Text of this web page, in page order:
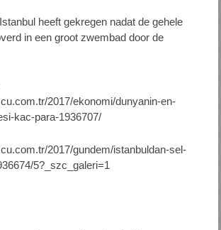
heeft gekregen nadat de gehele
in een groot zwembad door de
2017/ekonomi/dunyanin-en-
kac-para-1936707/
2017/gundem/istanbuldan-sel-
5?_szc_galeri=1